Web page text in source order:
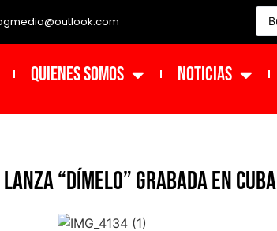
Quienes Somos NOTICIAS
“DÍMELO” GRABADA EN CUBA